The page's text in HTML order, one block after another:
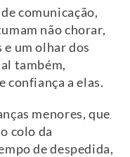
comunicação,
não chorar,
e um olhar dos
também,
confiança a elas.
menores, que
colo da
de despedida,